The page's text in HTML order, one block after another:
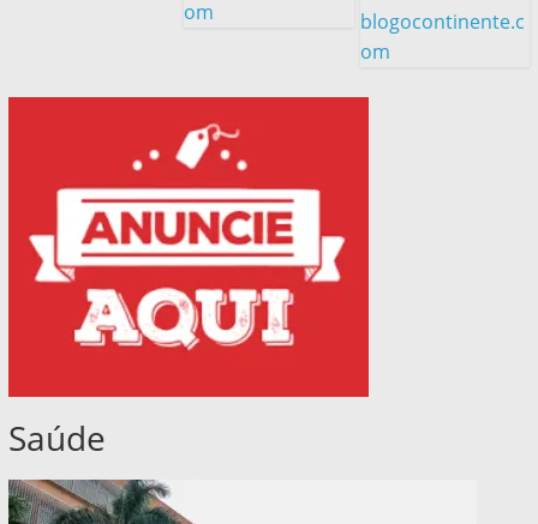
om
blogocontinente.c
om
Saúde